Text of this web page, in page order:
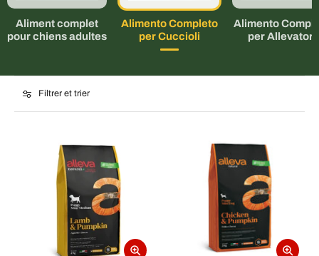
Aliment complet
pour chiens adultes
Alimento Completo
per Cuccioli
Alimento
per Allevatori
Filtrer et trier